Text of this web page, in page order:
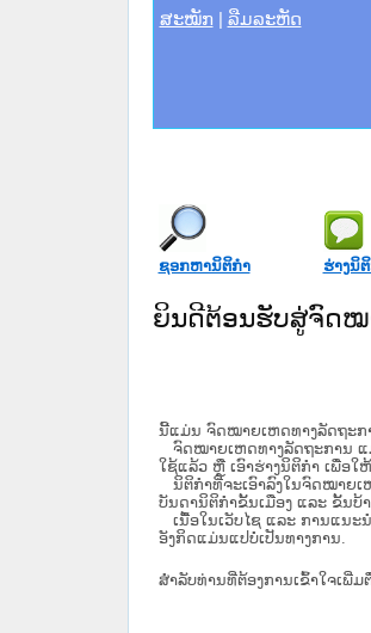
ສະໝັກ ລືມລະຫັດ
ຊອກຫານິຕິກໍາ ຮ່າງນິ
ຍິນດີຕ້ອນຮັບສູ່ຈົດໝ
ນີ້ແມ່ນ ຈົດໝາຍເຫດທາງລັດຖະກ
ຈົດໝາຍເຫດທາງລັດຖະການ ແ
ໃຊ້ແລ້ວ ຫຼື ເອົາຮ່າງນິຕິກໍາ ເພື່ອ
ນິ​ຕິ​ກຳ​ທີ່​ຈະ​ເອົາ​ລົງ​ໃນ​ຈົດ​ໝາຍ​ເ
ບັນ​ດານິ​ຕິ​ກຳ​ຂັ້ນ​ເມືອງ ແລະ ຂັ້ນ​ບ້
ເນື້ອໃນ​ເວັບ​ໄຊ​ ແລະ ການແນະ
ອັງກິດແມ່ນແປບໍ່ເປັນທາງການ.
ສໍາລັບທ່ານທີ່ຕ້ອງການເຂົ້າໃຈເພີ່